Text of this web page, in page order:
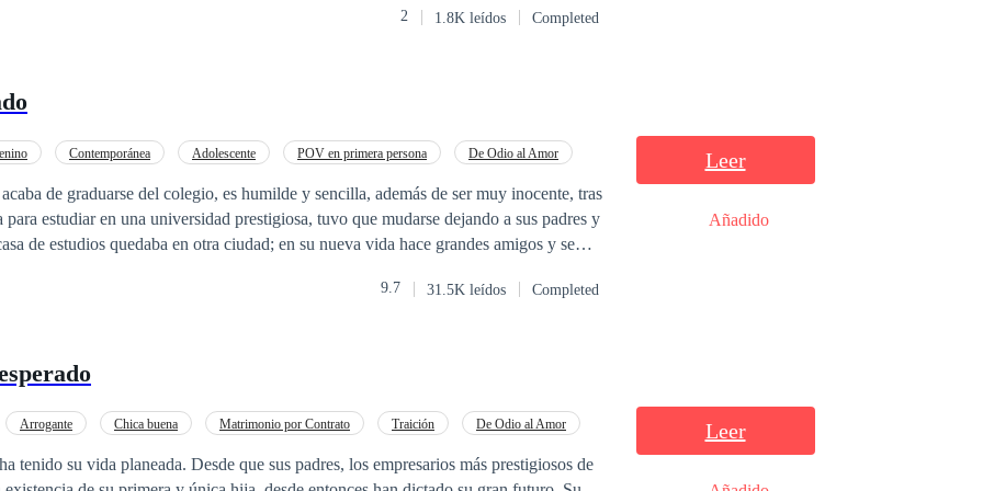
ser igual. El hombre que la trataba con frialdad cada mañana era el mismo que le
se construye sobre una mentira.
2 1.8K leídos Completed
Contemporánea Adolescente POV en primera persona
De Odio al Amor
de graduarse del colegio, es humilde y sencilla, además de ser muy inocente, tras
para estudiar en una universidad prestigiosa, tuvo que mudarse dejando a sus padres y
de estudios quedaba en otra ciudad; en su nueva vida hace grandes amigos y se
a la joven le agrada y así este joven se fue ganando su corazón; pero nunca imaginó
9.7 31.5K leídos Completed
Leer
Añadido
Arrogante Chica buena Matrimonio por Contrato Traición De Odio al Amor
tenido su vida planeada. Desde que sus padres, los empresarios más prestigiosos de
Leer